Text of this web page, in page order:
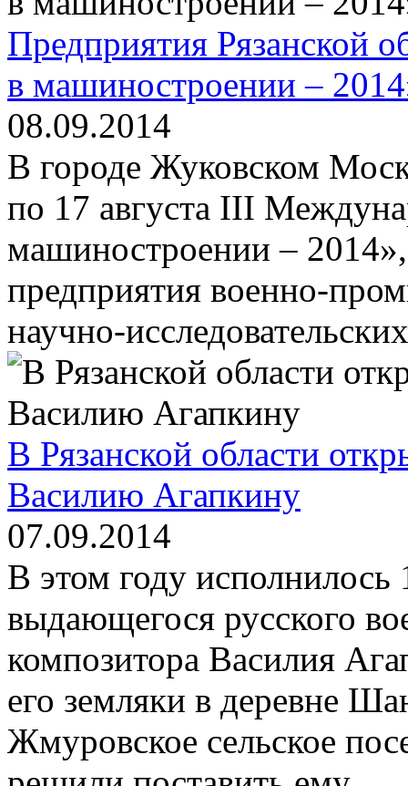
Предприятия Рязанской
в машиностроении –
08.09.2014
В городе Жуковском
по 17 августа III
машиностроении –
предприятия военно-
научно-
В Рязанской области
Василию Агапкину
07.09.2014
В этом году
выдающегося русского
композитора Василия
его земляки в деревне
Жмуровское сельское